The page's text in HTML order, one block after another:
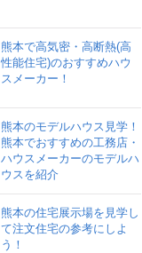
熊本で高気密・高断熱(高
性能住宅)のおすすめハウ
スメーカー！
熊本のモデルハウス見学！
熊本でおすすめの工務店・
ハウスメーカーのモデルハ
ウスを紹介
熊本の住宅展示場を見学し
て注文住宅の参考にしよ
う！